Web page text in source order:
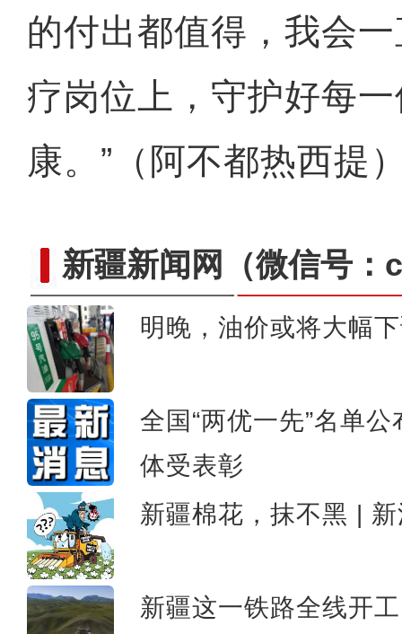
的付出都值得，我会
疗岗位上，守护好每
康。”（阿不都热西提
新疆新闻网 （微信号
明晚，油价或将大幅
全国“两优一先”名单
体受表彰
新疆棉花，抹不黑 |
新疆这一铁路全线开